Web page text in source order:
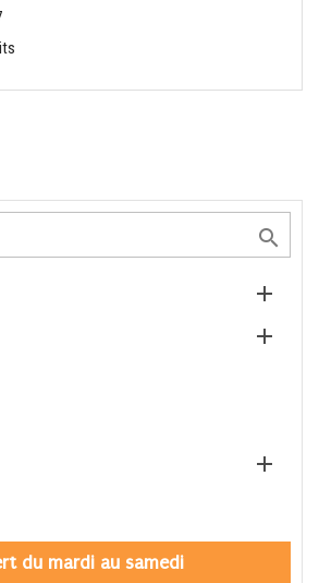




du mardi au samedi